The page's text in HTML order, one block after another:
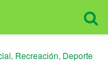
Recreación, Deporte